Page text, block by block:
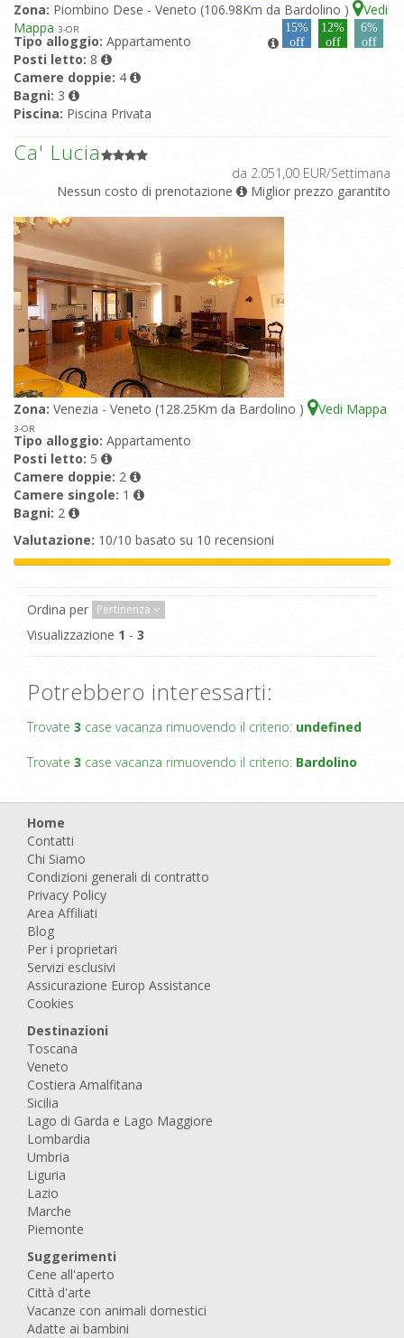
Zona: Piombino Dese - Veneto (106.98Km da Bardolino )
Vedi
Mappa 3-OR
15%
off
12%
off
6%
off
Tipo alloggio: Appartamento
Posti letto: 8
Camere doppie: 4
Bagni: 3
Piscina: Piscina Privata
Ca' Lucia
da 2.051,00 EUR/Settimana
Nessun costo di prenotazione
Miglior prezzo garantito
Zona: Venezia - Veneto (128.25Km da Bardolino ) Vedi Mappa
3-OR
Tipo alloggio: Appartamento
Posti letto: 5
Camere doppie: 2
Camere singole: 1
Bagni: 2
Valutazione: 10/10 basato su 10 recensioni
Ordina per Pertinenza
Visualizzazione 1 - 3
Potrebbero interessarti:
Trovate 3 case vacanza rimuovendo il criterio: undefined
Trovate 3 case vacanza rimuovendo il criterio: Bardolino
Home
Contatti
Chi Siamo
Condizioni generali di contratto
Privacy Policy
Area Affiliati
Blog
Per i proprietari
Servizi esclusivi
Assicurazione Europ Assistance
Cookies
Destinazioni
Toscana
Veneto
Costiera Amalfitana
Sicilia
Lago di Garda e Lago Maggiore
Lombardia
Umbria
Liguria
Lazio
Marche
Piemonte
Suggerimenti
Cene all'aperto
Città d'arte
Vacanze con animali domestici
Adatte ai bambini